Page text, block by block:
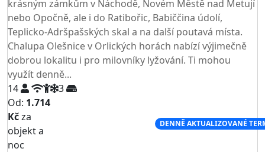
krásným zámkům v Náchodě, Novém Městě nad Metují
nebo Opočně, ale i do Ratibořic, Babiččina údolí,
Teplicko-Adršpašských skal a na další poutavá místa.
Chalupa Olešnice v Orlických horách nabízí výjimečně
dobrou lokalitu i pro milovníky lyžování. Ti mohou
využít denně...
14
3
Od: 1.714
Kčza
objekt a
noc
DENNĚ AKTUALIZOVANÉ